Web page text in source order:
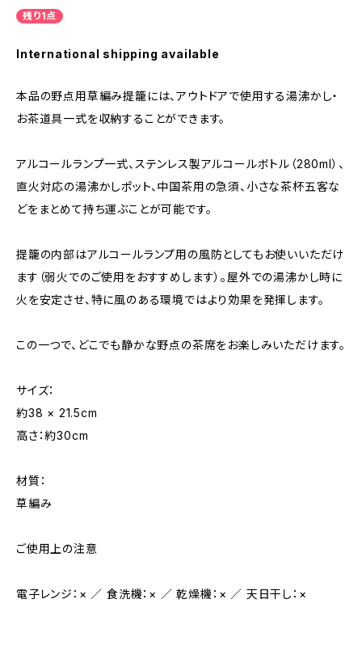
残り1点
International shipping available
本品の野点用草編み提籠には、アウトドアで使用する湯沸かし・
お茶道具一式を収納することができます。
アルコールランプ一式、ステンレス製アルコールボトル（280ml）、
直火対応の湯沸かしポット、中国茶用の急須、小さな茶杯五客な
どをまとめて持ち運ぶことが可能です。
提籠の内部はアルコールランプ用の風防としてもお使いいただけ
ます（弱火でのご使用をおすすめします）。屋外での湯沸かし時に
火を安定させ、特に風のある環境ではより効果を発揮します。
この一つで、どこでも静かな野点の茶席をお楽しみいただけます。
サイズ：
約38 × 21.5cm
高さ：約30cm
材質：
草編み
ご使用上の注意
電子レンジ：× ／ 食洗機：× ／ 乾燥機：× ／ 天日干し：×